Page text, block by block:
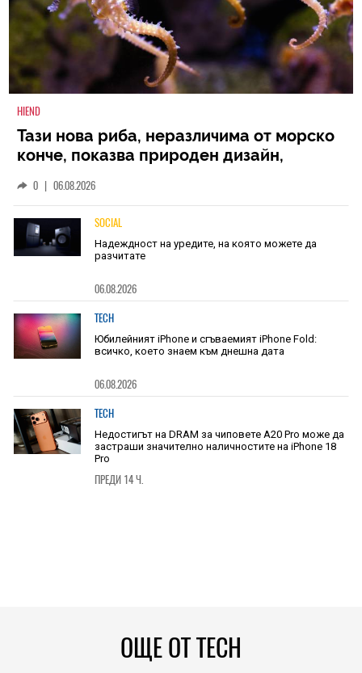
HIEND
Тази нова риба, неразличима от морско
конче, показва природен дизайн,
0 06.08.2026
SOCIAL
Надеждност на уредите, на която можете да
разчитате
06.08.2026
TECH
Юбилейният iPhone и сгъваемият iPhone Fold:
всичко, което знаем към днешна дата
06.08.2026
TECH
Недостигът на DRAM за чиповете A20 Pro може да
застраши значително наличностите на iPhone 18
Pro
ПРЕДИ 14 Ч.
ОЩЕ ОТ TECH